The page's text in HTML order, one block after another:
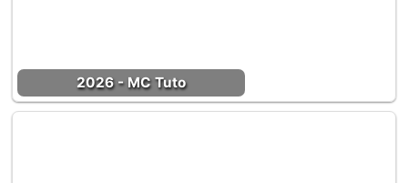
2026 - MC Tuto